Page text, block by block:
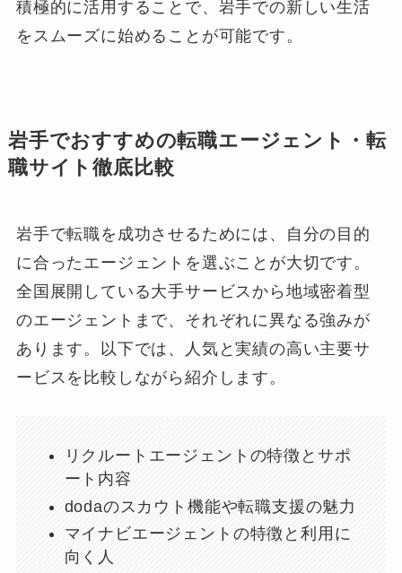
積極的に活用することで、岩手での新しい生活
をスムーズに始めることが可能です。
岩手でおすすめの転職エージェント・転
職サイト徹底比較
岩手で転職を成功させるためには、自分の目的
に合ったエージェントを選ぶことが大切です。
全国展開している大手サービスから地域密着型
のエージェントまで、それぞれに異なる強みが
あります。以下では、人気と実績の高い主要サ
ービスを比較しながら紹介します。
リクルートエージェントの特徴とサポ
ート内容
dodaのスカウト機能や転職支援の魅力
マイナビエージェントの特徴と利用に
向く人